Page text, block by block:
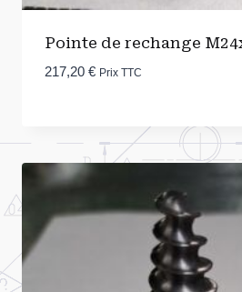
Pointe de rechange
217,20 € Prix TTC